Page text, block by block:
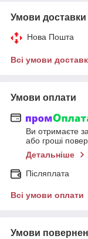
Умови доставки
Нова Пошта
Всі умови
Умови оплати
Ви отримаєте
або гроші
Детальніше
Післяплата
Всі умови оплати
Умови